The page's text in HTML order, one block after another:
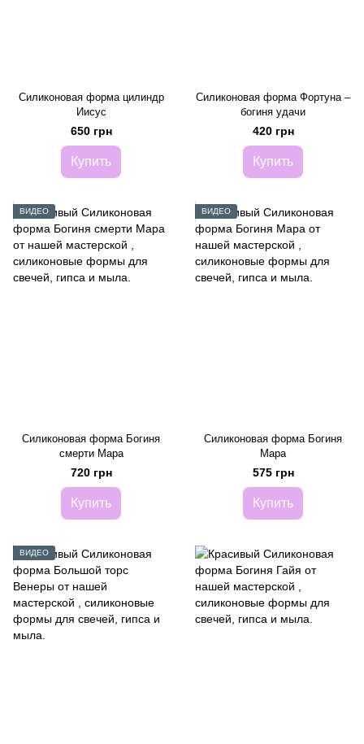
Силиконовая форма цилиндр
Иисус
650 грн
Купить
Силиконовая форма Фортуна –
богиня удачи
420 грн
Купить
ВИДЕО
Силиконовая форма Богиня
смерти Мара
720 грн
Купить
ВИДЕО
Силиконовая форма Богиня
Мара
575 грн
Купить
ВИДЕО